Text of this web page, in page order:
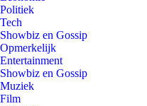
Politiek
Tech
Showbiz en Gossip
Opmerkelijk
Entertainment
Showbiz en Gossip
Muziek
Film